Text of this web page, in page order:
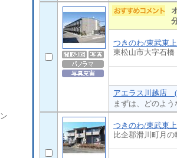
つきのわ/東武東
東松山市大字石橋
アエラス川越店 (
まずは、どのよ
つきのわ/東武東
比企郡滑川町月の